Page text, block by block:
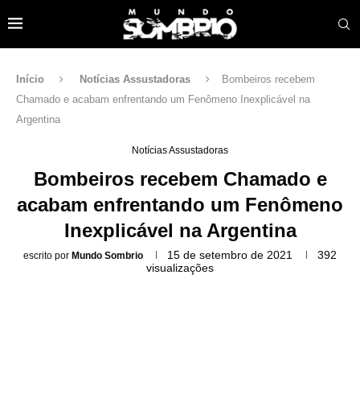
Início Notícias Assustadoras
Bombeiros recebem
Chamado e acabam enfrentando um Fenômeno Inexplicável na
Argentina
Notícias Assustadoras
Bombeiros recebem Chamado e
acabam enfrentando um Fenômeno
Inexplicável na Argentina
escrito por Mundo Sombrio 15 de setembro de 2021
392
visualizações